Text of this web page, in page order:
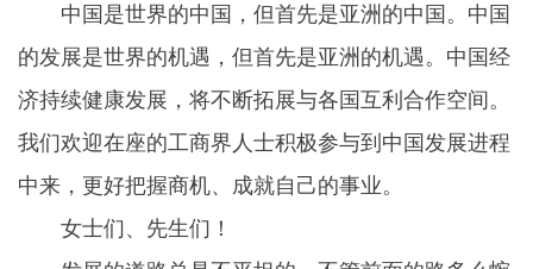
中国是世界的中国，但首先是亚洲的中国。中国
的发展是世界的机遇，但首先是亚洲的机遇。中国经
济持续健康发展，将不断拓展与各国互利合作空间。
我们欢迎在座的工商界人士积极参与到中国发展进程
中来，更好把握商机、成就自己的事业。
女士们、先生们！